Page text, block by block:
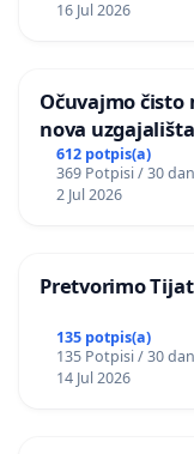
16 Jul 2026
Očuvajmo čisto
nova
612 potpis(a)
369 Potpisi / 30
2 Jul 2026
Pretvorimo
135 potpis(a)
135 Potpisi / 30
14 Jul 2026